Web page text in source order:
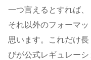
一つ言えるとすれば
それ以外のフォーマ
思います。これだけ
びが公式レギュレー